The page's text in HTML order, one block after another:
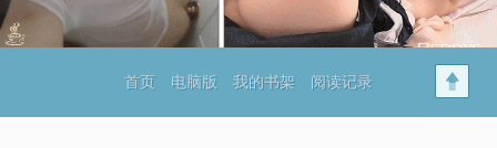
首页 电脑版 我的书架 阅读记录